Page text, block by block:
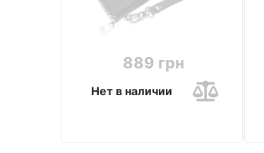
889 грн
Нет в наличии